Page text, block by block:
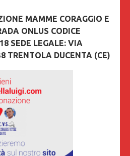
MAMME CORAGGIO E
ONLUS CODICE
SEDE LEGALE: VIA
TRENTOLA DUCENTA (CE)